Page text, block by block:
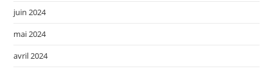
juin 2024
mai 2024
avril 2024